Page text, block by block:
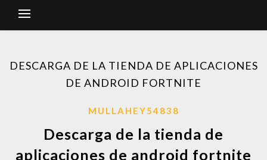
DESCARGA DE LA TIENDA DE APLICACIONES
DE ANDROID FORTNITE
MULLAHEY54838
Descarga de la tienda de
aplicaciones de android fortnite